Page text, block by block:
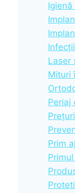
Laser
Mituri
Periaj
Prim